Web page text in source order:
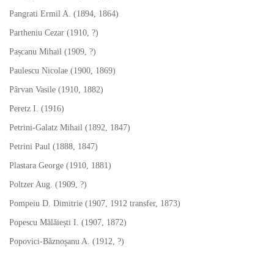
Pangrati Ermil A. (1894, 1864)
Partheniu Cezar (1910, ?)
Pașcanu Mihail (1909, ?)
Paulescu Nicolae (1900, 1869)
Pârvan Vasile (1910, 1882)
Peretz I. (1916)
Petrini-Galatz Mihail (1892, 1847)
Petrini Paul (1888, 1847)
Plastara George (1910, 1881)
Poltzer Aug. (1909, ?)
Pompeiu D. Dimitrie (1907, 1912 transfer, 1873)
Popescu Mălăiești I. (1907, 1872)
Popovici-Băznoșanu A. (1912, ?)